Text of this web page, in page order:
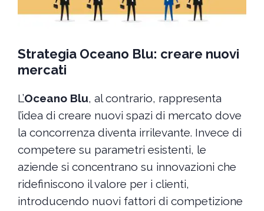
Strategia Oceano Blu: creare nuovi
mercati
L’Oceano Blu, al contrario, rappresenta
l’idea di creare nuovi spazi di mercato dove
la concorrenza diventa irrilevante. Invece di
competere su parametri esistenti, le
aziende si concentrano su innovazioni che
ridefiniscono il valore per i clienti,
introducendo nuovi fattori di competizione